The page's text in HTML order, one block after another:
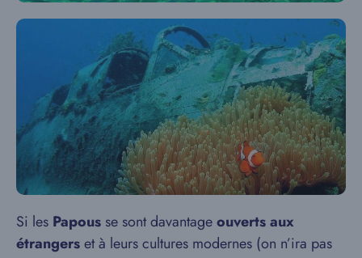
Si les Papous se sont davantageouverts aux
étrangerset à leurs cultures modernes (on n’ira pas